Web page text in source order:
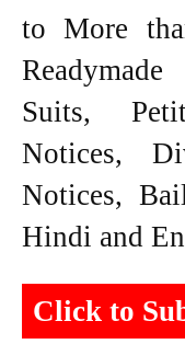
to More
Suits,
Notices,
Notices,
Hindi and
Click to